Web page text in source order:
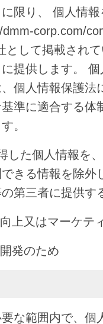
限り、 個人情
corp.com/
として掲載され
提供します。
個人情報保護法
準に適合する体
。
した個人情報を
きる情報を除外
第三者に提供す
上又はマーケテ
発のため
な範囲内で、個